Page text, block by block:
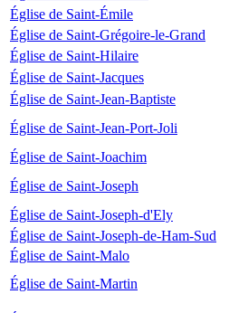
Église de Saint-Émile
Église de Saint-Grégoire-le-Grand
Église de Saint-Hilaire
Église de Saint-Jacques
Église de Saint-Jean-Baptiste
Église de Saint-Jean-Port-Joli
Église de Saint-Joachim
Église de Saint-Joseph
Église de Saint-Joseph-d'Ely
Église de Saint-Joseph-de-Ham-Sud
Église de Saint-Malo
Église de Saint-Martin